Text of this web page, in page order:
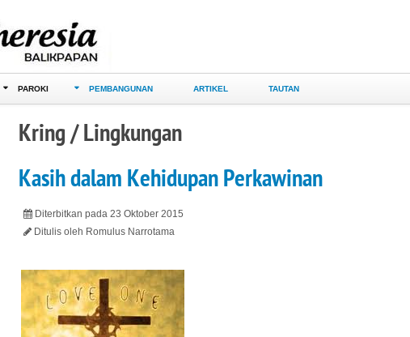
PAROKI PEMBANGUNAN ARTIKEL TAUTAN
Kring / Lingkungan
Kasih dalam Kehidupan Perkawinan
Diterbitkan pada 23 Oktober 2015
Ditulis oleh Romulus Narrotama